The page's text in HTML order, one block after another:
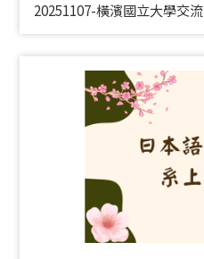
20251107-橫濱國立大學交流